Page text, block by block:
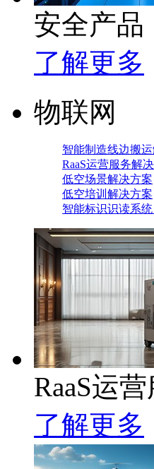
安全产品
了解更多
物联网
智能制造线边搬
RaaS运营服务解
低空场景解决方案
低空培训解决方案
智能标识识读系统
RaaS运
了解更多